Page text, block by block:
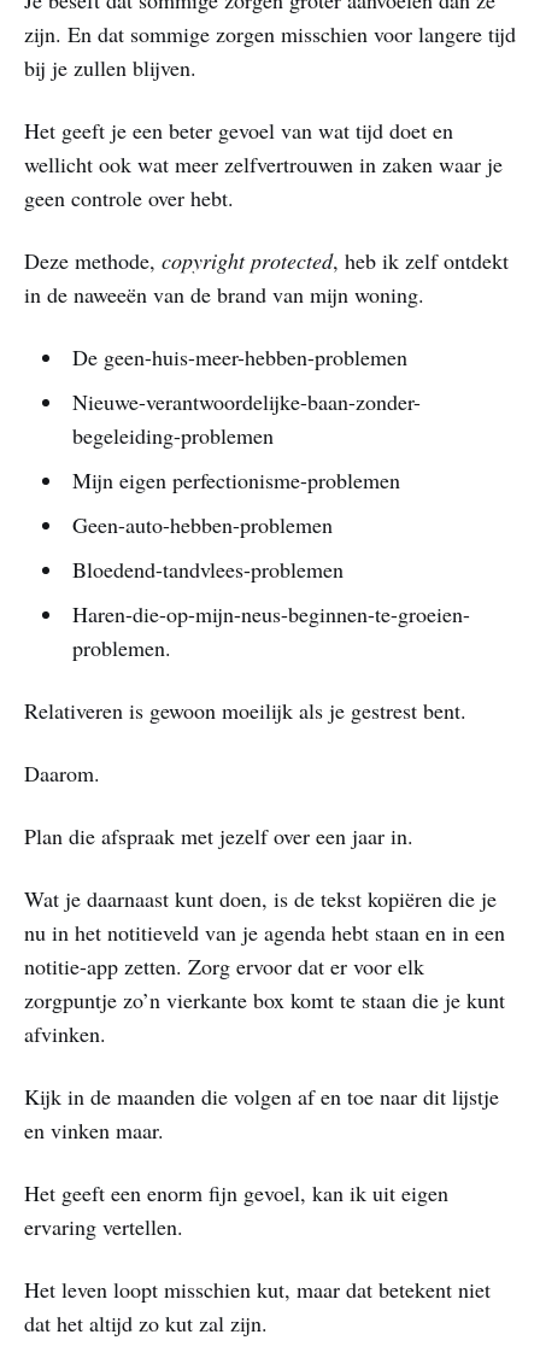
zijn. En dat sommige zorgen misschien voor langere tijd
bij je zullen blijven.
Het geeft je een beter gevoel van wat tijd doet en
wellicht ook wat meer zelfvertrouwen in zaken waar je
geen controle over hebt.
Deze methode, copyright protected, heb ik zelf ontdekt
in de naweeën van de brand van mijn woning.
De geen-huis-meer-hebben-problemen
Nieuwe-verantwoordelijke-baan-zonder-
begeleiding-problemen
Mijn eigen perfectionisme-problemen
Geen-auto-hebben-problemen
Bloedend-tandvlees-problemen
Haren-die-op-mijn-neus-beginnen-te-groeien-
problemen.
Relativeren is gewoon moeilijk als je gestrest bent.
Daarom.
Plan die afspraak met jezelf over een jaar in.
Wat je daarnaast kunt doen, is de tekst kopiëren die je
nu in het notitieveld van je agenda hebt staan en in een
notitie-app zetten. Zorg ervoor dat er voor elk
zorgpuntje zo’n vierkante box komt te staan die je kunt
afvinken.
Kijk in de maanden die volgen af en toe naar dit lijstje
en vinken maar.
Het geeft een enorm fijn gevoel, kan ik uit eigen
ervaring vertellen.
Het leven loopt misschien kut, maar dat betekent niet
dat het altijd zo kut zal zijn.